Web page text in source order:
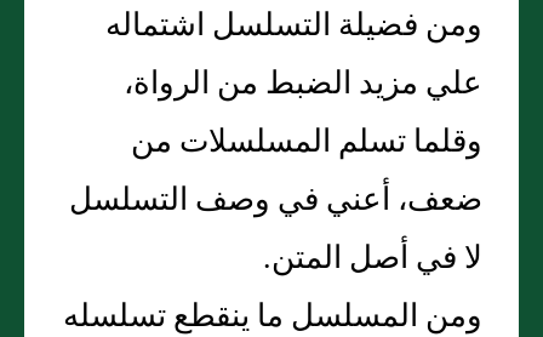
ومن فضيلة التسلسل اشتماله
علي مزيد الضبط من الرواة،
وقلما تسلم المسلسلات من
ضعف، أعني في وصف التسلسل
لا في أصل المتن‏.‏
ومن المسلسل ما ينقطع تسلسله